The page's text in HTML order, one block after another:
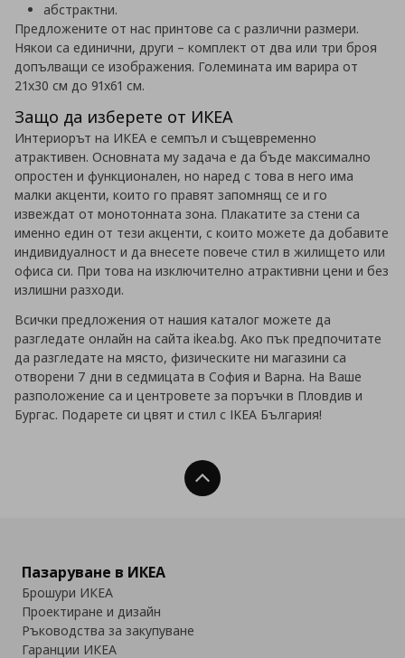
абстрактни.
Предложените от нас принтове са с различни размери.
Някои са единични, други – комплект от два или три броя
допълващи се изображения. Големината им варира от
21х30 см до 91х61 см.
Защо да изберете от ИКЕА
Интериорът на ИКЕА е семпъл и същевременно
атрактивен. Основната му задача е да бъде максимално
опростен и функционален, но наред с това в него има
малки акценти, които го правят запомнящ се и го
извеждат от монотонната зона. Плакатите за стени са
именно един от тези акценти, с които можете да добавите
индивидуалност и да внесете повече стил в жилището или
офиса си. При това на изключително атрактивни цени и без
излишни разходи.
Всички предложения от нашия каталог можете да
разгледате онлайн на сайта ikea.bg. Ако пък предпочитате
да разгледате на място, физическите ни магазини са
отворени 7 дни в седмицата в София и Варна. На Ваше
разположение са и центровете за поръчки в Пловдив и
Бургас. Подарете си цвят и стил с IKEA България!
Нагоре
Пазаруване в ИКЕА
Брошури ИКЕА
Проектиране и дизайн
Ръководства за закупуване
Гаранции ИКЕА